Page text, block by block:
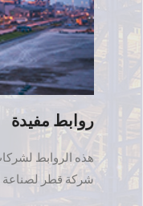
روابط مفيدة
هذه الروابط
شركة قطر لصناعة